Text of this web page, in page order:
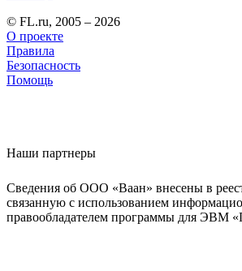
© FL.ru, 2005 – 2026
О проекте
Правила
Безопасность
Помощь
Наши партнеры
Сведения об ООО «Ваан» внесены в
связанную с использованием
правообладателем программы для ЭВМ